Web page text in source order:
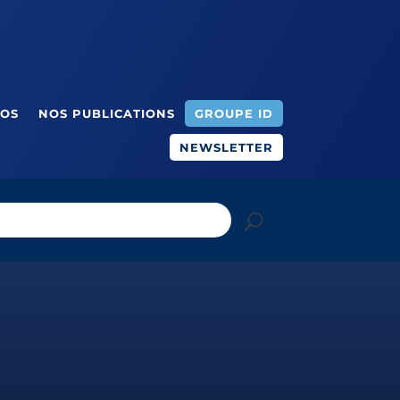
NOS PUBLICATIONS GROUPE ID
NEWSLETTER